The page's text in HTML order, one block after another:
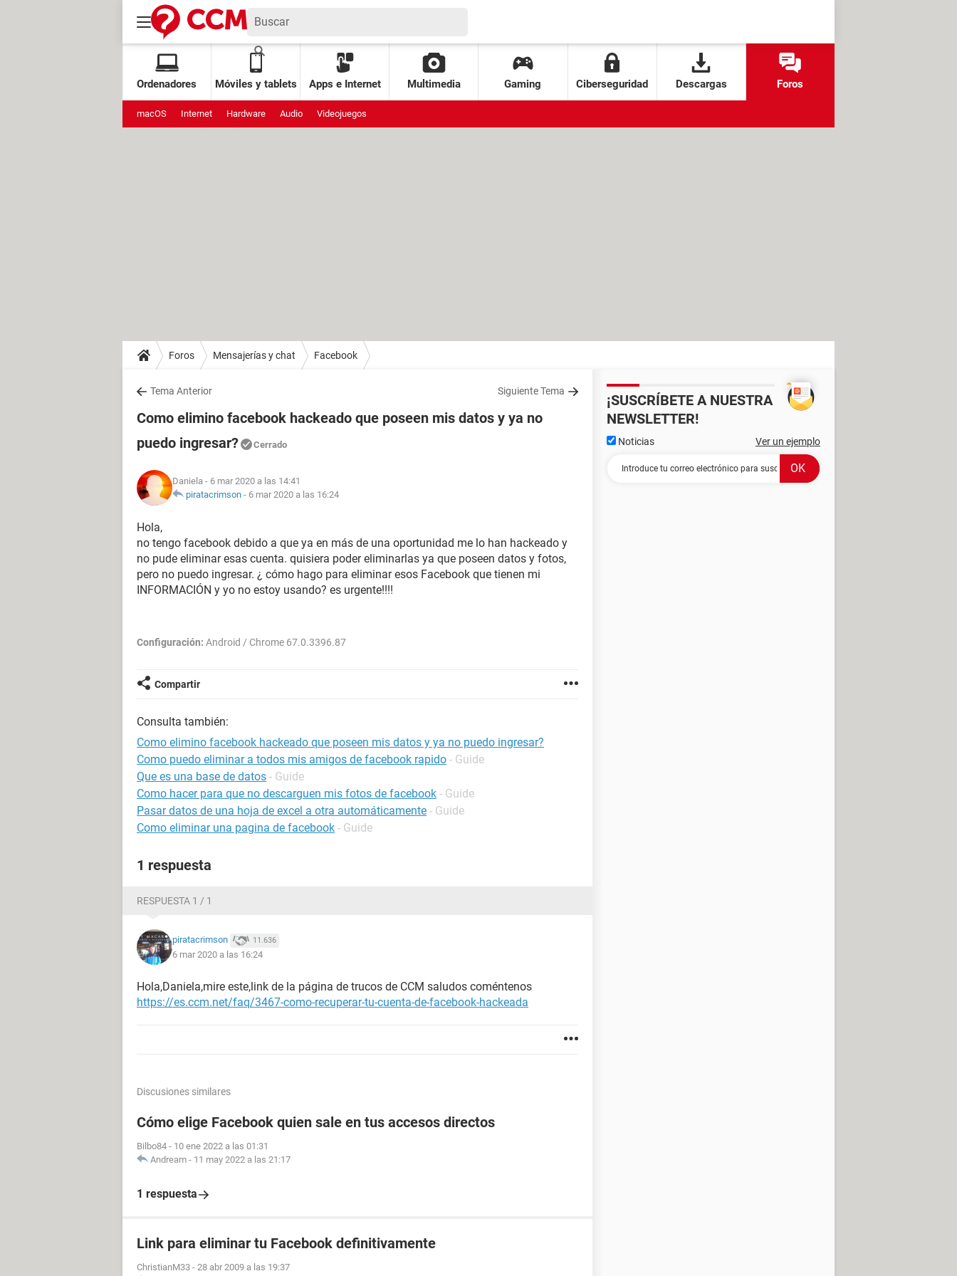
Ordenadores Móviles y tablets Apps e Internet Multimedia Gaming Ciberseguridad Descargas Foros
macOS Internet Hardware Audio Videojuegos
Foros Mensajerías y chat Facebook
Tema Anterior Siguiente Tema
Como elimino facebook hackeado que poseen mis datos y ya no
puedo ingresar?
Cerrado
Daniela - 6 mar 2020 a las 14:41
piratacrimson - 6 mar 2020 a las 16:24
Hola,
no tengo facebook debido a que ya en más de una oportunidad me lo han hackeado y
no pude eliminar esas cuenta. quisiera poder eliminarlas ya que poseen datos y fotos,
pero no puedo ingresar. ¿ cómo hago para eliminar esos Facebook que tienen mi
INFORMACIÓN y yo no estoy usando? es urgente!!!!
Configuración: Android / Chrome 67.0.3396.87
Compartir
Consulta también:
Como elimino facebook hackeado que poseen mis datos y ya no puedo ingresar?
Como puedo eliminar a todos mis amigos de facebook rapido - Guide
Que es una base de datos - Guide
Como hacer para que no descarguen mis fotos de facebook - Guide
Pasar datos de una hoja de excel a otra automáticamente - Guide
Como eliminar una pagina de facebook - Guide
1 respuesta
RESPUESTA 1 / 1
piratacrimson 11.636
6 mar 2020 a las 16:24
Hola,Daniela,mire este,link de la página de trucos de CCM saludos coméntenos
https://es.ccm.net/faq/3467-como-recuperar-tu-cuenta-de-facebook-hackeada
Discusiones similares
Cómo elige Facebook quien sale en tus accesos directos
Bilbo84 - 10 ene 2022 a las 01:31
Andream - 11 may 2022 a las 21:17
1 respuesta
Link para eliminar tu Facebook definitivamente
ChristianM33 - 28 abr 2009 a las 19:37
¡SUSCRÍBETE A NUESTRA
NEWSLETTER!
Noticias Ver un ejemplo